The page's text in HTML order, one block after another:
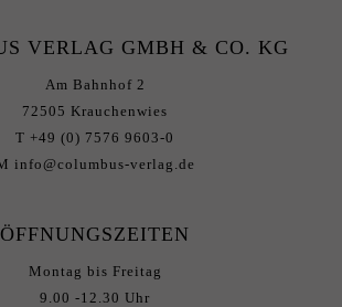
VERLAG GMBH & CO. KG
Am Bahnhof 2
72505 Krauchenwies
T +49 (0) 7576 9603-0
info@columbus-verlag.de
ÖFFNUNGSZEITEN
Montag bis Freitag
9.00 -12.30 Uhr